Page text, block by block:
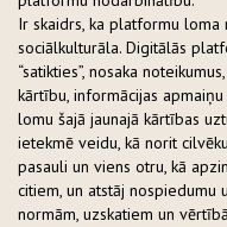
Ir skaidrs, ka platformu loma
sociālkulturāla. Digitālās
“satikties”, nosaka
kārtību, informācijas
lomu šajā jaunajā kārtības
ietekmē veidu, kā norit
pasauli un viens otru, kā
citiem, un atstāj
normām, uzskatiem un